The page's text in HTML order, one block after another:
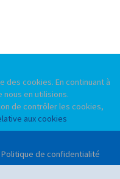
des cookies. En continuant à
en utilisions.
de contrôler les cookies,
aux cookies
Politique de confidentialité